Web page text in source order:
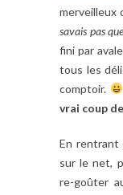
merveilleux
savais pas
fini par
tous les
comptoir.
vrai coup
En rentrant
sur le net,
re-goûter